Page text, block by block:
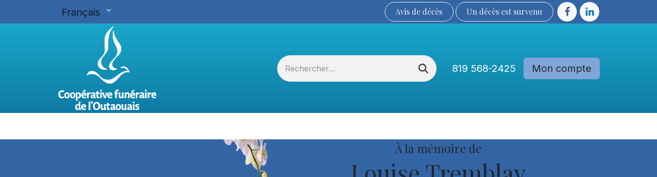
Français Avis de décès Un décès est sur​​​​​​​​ve​nu​​​​​​​​​​
819 568-2425 Mon compte
À la mémoire de